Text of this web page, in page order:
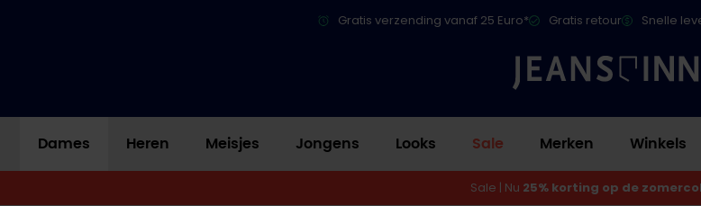
Gratis verzending vanaf 25 Euro* Gratis retour Snelle
Dames Heren Meisjes Jongens Looks Sale Merken Winkels
Sale | Nu 25% korting op de